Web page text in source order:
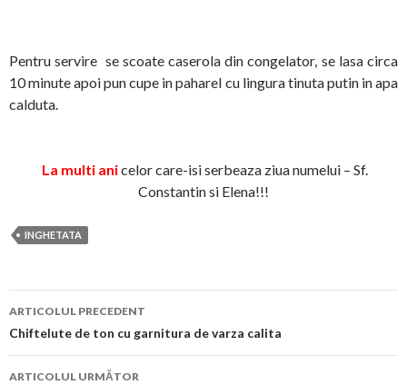
Pentru servire se scoate caserola din congelator, se lasa circa
10 minute apoi pun cupe in paharel cu lingura tinuta putin in apa
calduta.
La multi anicelor care-isi serbeaza ziua numelui – Sf.
Constantin si Elena!!!
INGHETATA
Navigare
în
articol
ARTICOLUL PRECEDENT
Chiftelute de ton cu garnitura de varza calita
ARTICOLUL URMĂTOR